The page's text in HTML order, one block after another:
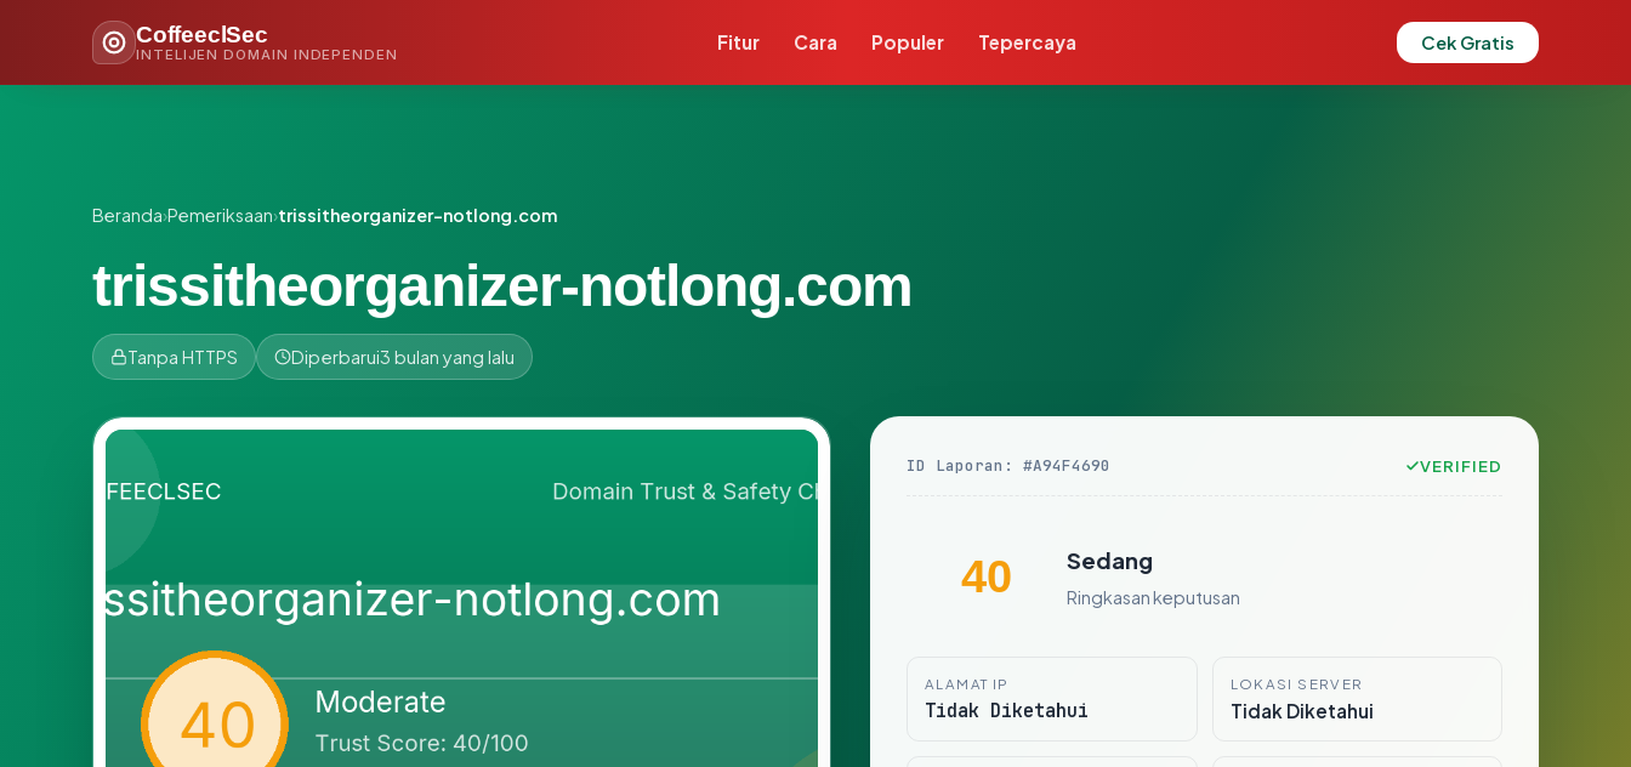
CoffeeclSec
INTELIJEN DOMAIN INDEPENDEN
Fitur Cara Populer Tepercaya Cek Gratis
Beranda›Pemeriksaan›trissitheorganizer-notlong.com
trissitheorganizer-notlong.com
Tanpa HTTPS Diperbarui3 bulan yang lalu
ID Laporan: #A94F4690 VERIFIED
40 Sedang
Ringkasan keputusan
ALAMAT IP
Tidak Diketahui
LOKASI SERVER
Tidak Diketahui